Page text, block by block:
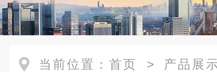
当前位置： 首页 > 产品展